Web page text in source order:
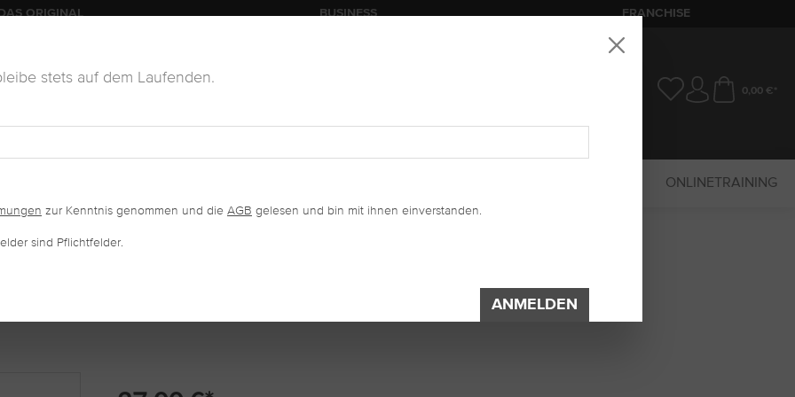
ORIGINAL BUSINESS FRANCHISE
0,00 €*
ONLINETRAINING
stets auf dem Laufenden.
zur Kenntnis genommen und die AGB gelesen und bin mit ihnen einverstanden.
sind Pflichtfelder.
ANMELDEN